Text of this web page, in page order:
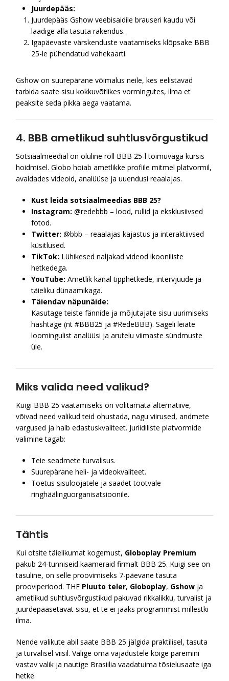
Juurdepääs:
Juurdepääs Gshow veebisaidile brauseri kaudu või
laadige alla tasuta rakendus.
Igapäevaste värskenduste vaatamiseks klõpsake BBB
25-le pühendatud vahekaarti.
Gshow on suurepärane võimalus neile, kes eelistavad
tarbida saate sisu kokkuvõtlikes vormingutes, ilma et
peaksite seda pikka aega vaatama.
4. BBB ametlikud suhtlusvõrgustikud
Sotsiaalmeedial on oluline roll BBB 25-l toimuvaga kursis
hoidmisel. Globo hoiab ametlikke profiile mitmel platvormil,
avaldades videoid, analüüse ja uuendusi reaalajas.
Kust leida sotsiaalmeedias BBB 25?
Instagram: @redebbb – lood, rullid ja eksklusiivsed
fotod.
Twitter: @bbb – reaalajas kajastus ja interaktiivsed
küsitlused.
TikTok: Lühikesed naljakad videod ikooniliste
hetkedega.
YouTube: Ametlik kanal tipphetkede, intervjuude ja
täieliku dünaamikaga.
Täiendav näpunäide:
Kasutage teiste fännide ja mõjutajate sisu uurimiseks
hashtage (nt #BBB25 ja #RedeBBB). Sageli leiate
loomingulist analüüsi ja arutelu viimaste sündmuste
üle.
Miks valida need valikud?
Kuigi BBB 25 vaatamiseks on volitamata alternatiive,
võivad need valikud teid ohustada, nagu viirused, andmete
vargused ja halb edastuskvaliteet. Juriidiliste platvormide
valimine tagab:
Teie seadmete turvalisus.
Suurepärane heli- ja videokvaliteet.
Toetus sisuloojatele ja saadet tootvale
ringhäälinguorganisatsioonile.
Tähtis
Kui otsite täielikumat kogemust, Globoplay Premium
pakub 24-tunniseid kaameraid firmalt BBB 25. Kuigi see on
tasuline, on selle proovimiseks 7-päevane tasuta
prooviperiood. THE Pluuto teler, Globoplay, Gshow ja
ametlikud suhtlusvõrgustikud pakuvad rikkalikku, turvalist ja
juurdepääsetavat sisu, et te ei jääks programmist millestki
ilma.
Nende valikute abil saate BBB 25 jälgida praktilisel, tasuta
ja turvalisel viisil. Valige oma vajadustele kõige paremini
vastav valik ja nautige Brasiilia vaadatuima tõsielusaate iga
hetke.